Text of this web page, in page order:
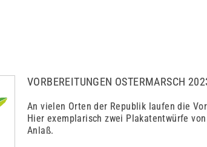
VORBEREITUNGEN OSTERMARSCH
An vielen Orten der Republik laufen die
Hier exemplarisch zwei Plakatentwürfe
Anlaß.